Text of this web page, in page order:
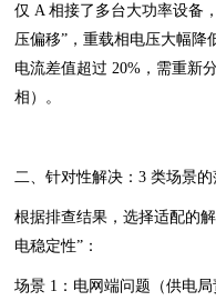
仅 A 相接了多台大功率设备
压偏移”，重载相电压大幅降
电流差值超过 20%，需重新
相）。
二、针对性解决：3 类场景的
根据排查结果，选择适配的
电稳定性”：
场景 1：电网端问题（供电局